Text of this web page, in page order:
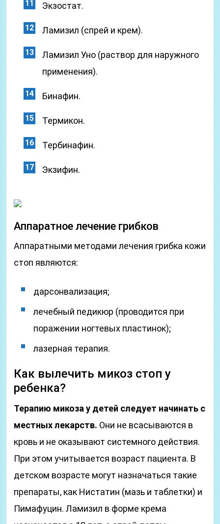
Экзостат.
Ламизил (спрей и крем).
Ламизил Уно (раствор для наружного
применения).
Бинафин.
Термикон.
Тербинафин.
Экзифин.
Аппаратное лечение грибков
Аппаратными методами лечения грибка кожи
стоп являются:
дарсонвализация;
лечебный педикюр (проводится при
поражении ногтевых пластинок);
лазерная терапия.
Как вылечить микоз стоп у
ребенка?
Терапию микоза у детей следует начинать с
местных лекарств. Они не всасываются в
кровь и не оказывают системного действия.
При этом учитывается возраст пациента. В
детском возрасте могут назначаться такие
препараты, как Нистатин (мазь и таблетки) и
Пимафуцин. Ламизил в форме крема